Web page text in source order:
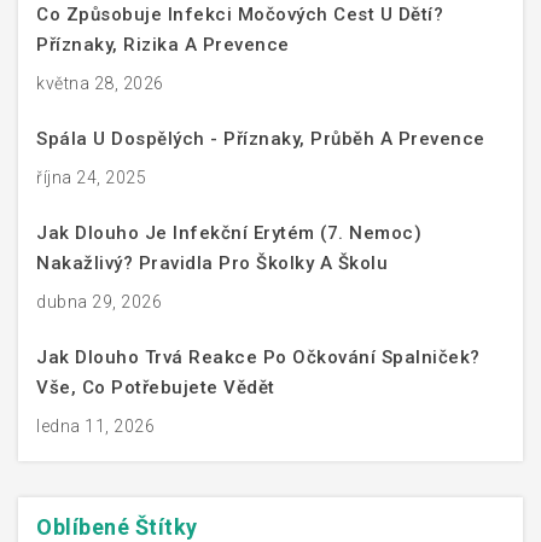
Co Způsobuje Infekci Močových Cest U Dětí?
Příznaky, Rizika A Prevence
května 28, 2026
Spála U Dospělých - Příznaky, Průběh A Prevence
října 24, 2025
Jak Dlouho Je Infekční Erytém (7. Nemoc)
Nakažlivý? Pravidla Pro Školky A Školu
dubna 29, 2026
Jak Dlouho Trvá Reakce Po Očkování Spalniček?
Vše, Co Potřebujete Vědět
ledna 11, 2026
Oblíbené Štítky